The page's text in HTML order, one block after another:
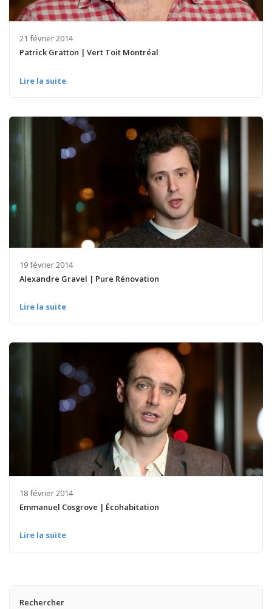
21 février 2014
Patrick Gratton | Vert Toit Montréal
Lire la suite
19 février 2014
Alexandre Gravel | Pure Rénovation
Lire la suite
18 février 2014
Emmanuel Cosgrove | Écohabitation
Lire la suite
Rechercher